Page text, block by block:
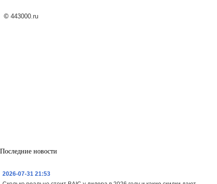
© 443000.ru
Последние новости
2026-07-31 21:53